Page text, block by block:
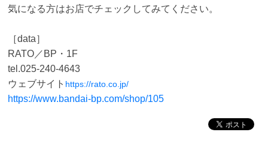
気になる方はお店でチェックしてみてください。
［data］
RATO／BP・1F
tel.025-240-4643
ウェブサイト https://rato.co.jp/
https://www.bandai-bp.com/shop/105